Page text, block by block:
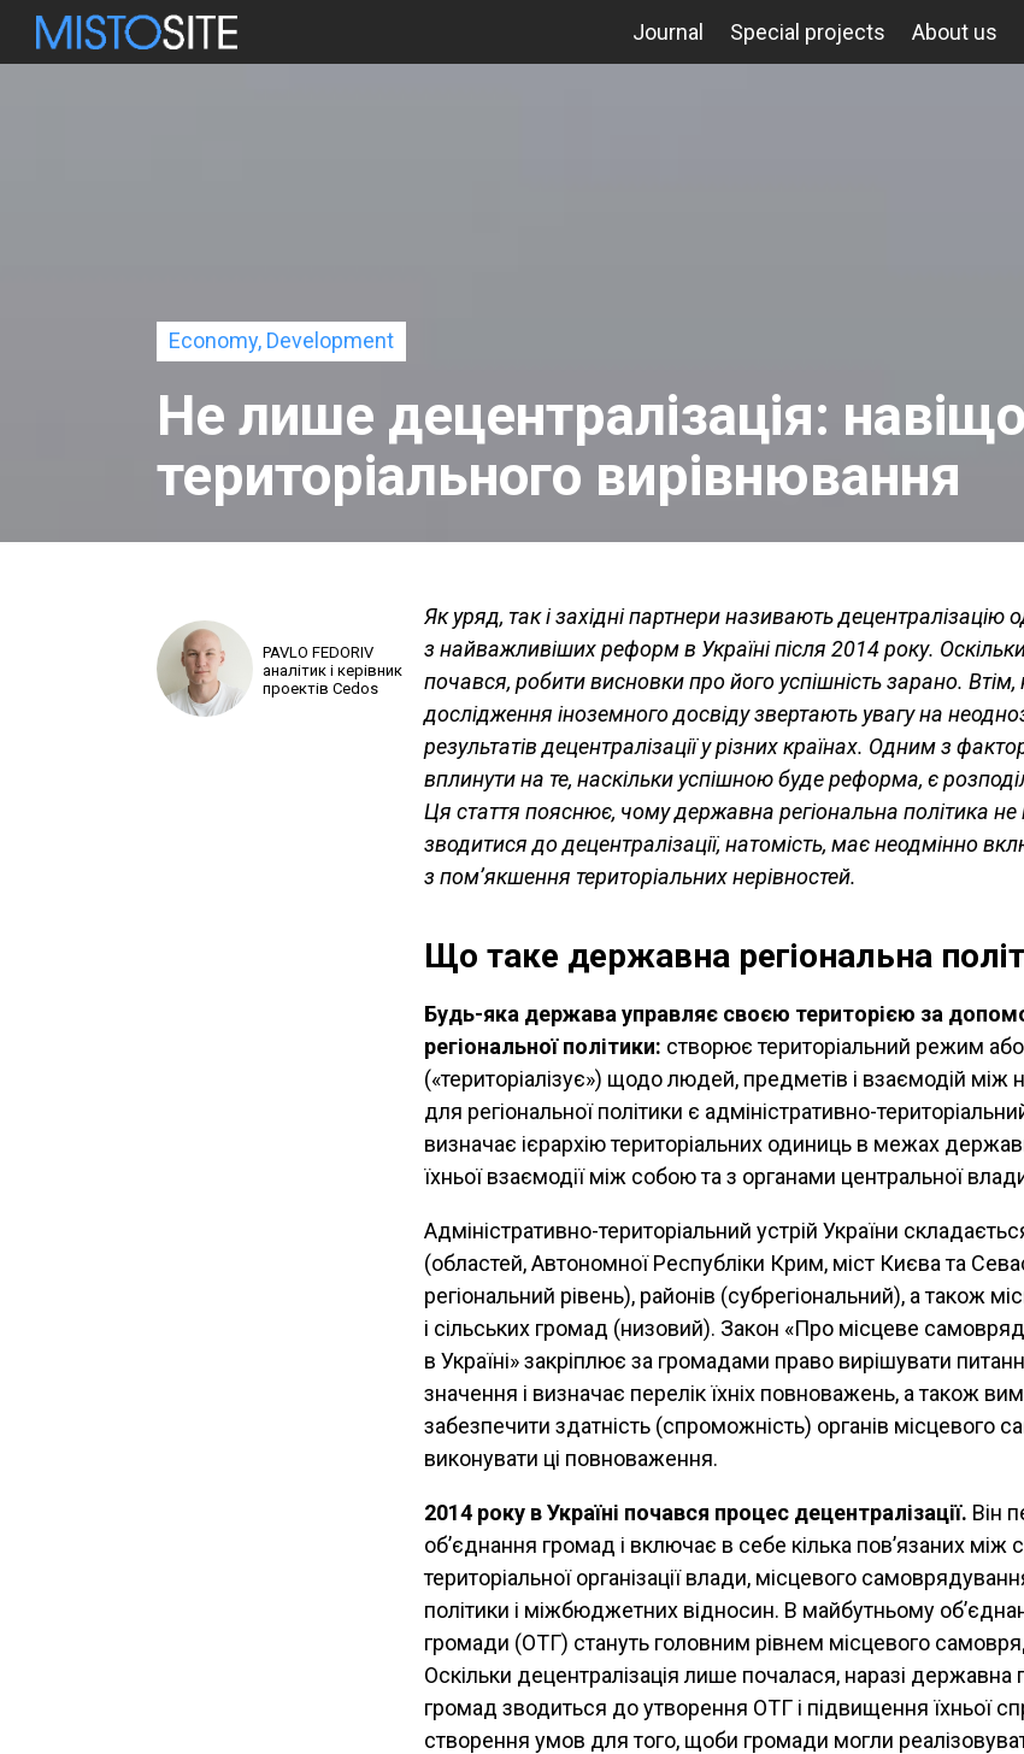
Journal Special projects About us
Economy, Development
Не лише децентралізація: навіщо
територіального вирівнювання
PAVLO FEDORIV
аналітик і керівник
проектів Cedos
Як уряд, так і західні партнери називають децентралізацію
з найважливіших реформ в Україні після 2014 року.
почався, робити висновки про його успішність зарано. Втім,
дослідження іноземного досвіду звертають увагу на
результатів децентралізації у різних країнах. Одним з
вплинути на те, наскільки успішною буде реформа, є розподіл
Ця стаття пояснює, чому державна регіональна політика
зводитися до децентралізації, натомість, має неодмінно
з пом’якшення територіальних нерівностей.
Що таке державна регіональна
Будь-яка держава управляє своєю територією за
регіональної політики: створює територіальний режим
(«територіалізує») щодо людей, предметів і взаємодій
для регіональної політики є адміністративно-
визначає ієрархію територіальних одиниць в межах
їхньої взаємодії між собою та з органами центральної
Адміністративно-територіальний устрій України
(областей, Автономної Республіки Крим, міст Києва та
регіональний рівень), районів (субрегіональний), а також
і сільських громад (низовий). Закон «Про місцеве
в Україні» закріплює за громадами право вирішувати
значення і визначає перелік їхніх повноважень, а також
забезпечити здатність (спроможність) органів місцевого
виконувати ці повноваження.
2014 року в Україні почався процес децентралізації. Він
об’єднання громад і включає в себе кілька пов’язаних
територіальної організації влади, місцевого
політики і міжбюджетних відносин. В майбутньому
громади (ОТГ) стануть головним рівнем місцевого
Оскільки децентралізація лише почалася, наразі державна
громад зводиться до утворення ОТГ і підвищення їхньої
створення умов для того, щоби громади могли